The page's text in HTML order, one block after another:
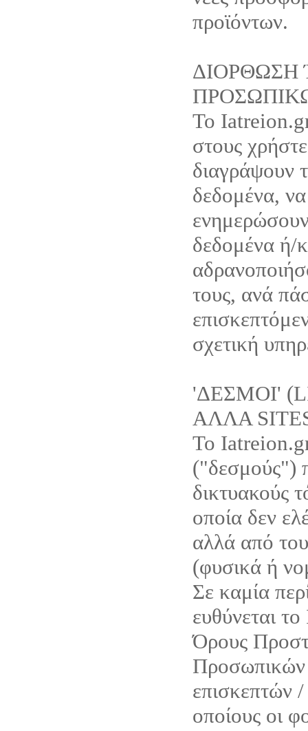
προϊόντων.
ΔΙΟΡΘΩΣΗ
Το Iatreion.gr
στους
διαγράψουν
δεδομένα,
δεδομένα ή/
τους, ανά
σχετική
'ΔΕΣΜΟΙ'
ΑΛΛΑ
Το
("δεσμούς")
δικτυακούς
οποία δεν
αλλά από
(φυσικά ή
Σε καμία
ευθύνεται
Όρους
επισκεπτών
οποίους οι